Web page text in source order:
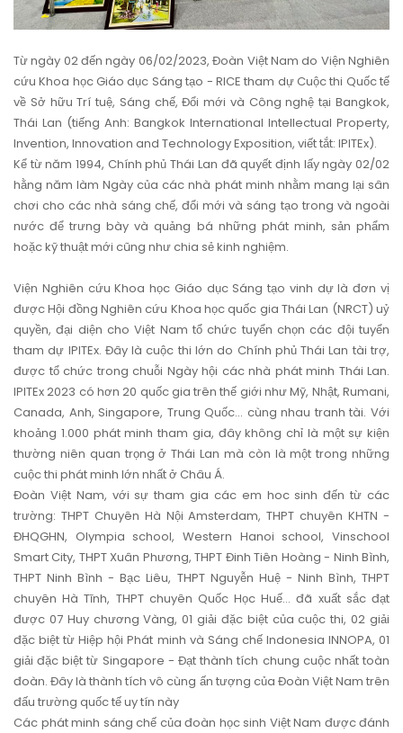
Từ ngày 02 đến ngày 06/02/2023, Đoàn Việt Nam do Viện Nghiên
cứu Khoa học Giáo dục Sáng tạo - RICE tham dự Cuộc thi Quốc tế
về Sở hữu Trí tuệ, Sáng chế, Đổi mới và Công nghệ tại Bangkok,
Thái Lan (tiếng Anh: Bangkok International Intellectual Property,
Invention, Innovation and Technology Exposition, viết tắt: IPITEx).
Kể từ năm 1994, Chính phủ Thái Lan đã quyết định lấy ngày 02/02
hằng năm làm Ngày của các nhà phát minh nhằm mang lại sân
chơi cho các nhà sáng chế, đổi mới và sáng tạo trong và ngoài
nước để trưng bày và quảng bá những phát minh, sản phẩm
hoặc kỹ thuật mới cũng như chia sẻ kinh nghiệm.
Viện Nghiên cứu Khoa học Giáo dục Sáng tạo vinh dự là đơn vị
được Hội đồng Nghiên cứu Khoa học quốc gia Thái Lan (NRCT) uỷ
quyền, đại diện cho Việt Nam tổ chức tuyển chọn các đội tuyển
tham dự IPITEx. Đây là cuộc thi lớn do Chính phủ Thái Lan tài trợ,
được tổ chức trong chuỗi Ngày hội các nhà phát minh Thái Lan.
IPITEx 2023 có hơn 20 quốc gia trên thế giới như Mỹ, Nhật, Rumani,
Canada, Anh, Singapore, Trung Quốc... cùng nhau tranh tài. Với
khoảng 1.000 phát minh tham gia, đây không chỉ là một sự kiện
thường niên quan trọng ở Thái Lan mà còn là một trong những
cuộc thi phát minh lớn nhất ở Châu Á.
Đoàn Việt Nam, với sự tham gia các em hoc sinh đến từ các
trường: THPT Chuyên Hà Nội Amsterdam, THPT chuyên KHTN -
ĐHQGHN, Olympia school, Western Hanoi school, Vinschool
Smart City, THPT Xuân Phương, THPT Đinh Tiên Hoàng - Ninh Bình,
THPT Ninh Bình - Bạc Liêu, THPT Nguyễn Huệ - Ninh Bình, THPT
chuyên Hà Tĩnh, THPT chuyên Quốc Học Huế… đã xuất sắc đạt
được 07 Huy chương Vàng, 01 giải đặc biệt của cuộc thi, 02 giải
đặc biệt từ Hiệp hội Phát minh và Sáng chế Indonesia INNOPA, 01
giải đặc biệt từ Singapore - Đạt thành tích chung cuộc nhất toàn
đoàn. Đây là thành tích vô cùng ấn tượng của Đoàn Việt Nam trên
đấu trường quốc tế uy tín này
Các phát minh sáng chế của đoàn học sinh Việt Nam được đánh